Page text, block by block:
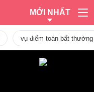
MỚI NHẤT
vụ điểm toán bất